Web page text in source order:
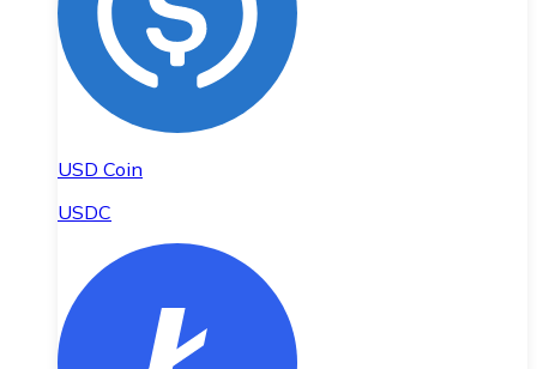
USD Coin
USDC